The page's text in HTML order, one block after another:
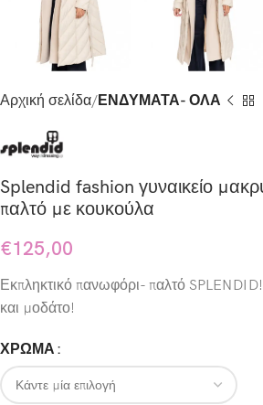
Αρχική σελίδα ΕΝΔΥΜΑΤΑ- ΟΛΑ
Splendid fashion γυναικείο
παλτό με κουκούλα
€125,00
Εκπληκτικό πανωφόρι- παλτό
και μοδάτο!
ΧΡΩΜΑ